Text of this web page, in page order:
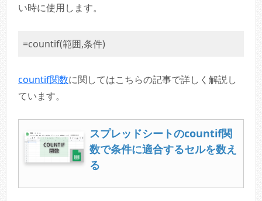
い時に使用します。
=countif(範囲,条件)
countif関数に関してはこちらの記事で詳しく解説し
ています。
スプレッドシートのcountif関
数で条件に適合するセルを数え
る